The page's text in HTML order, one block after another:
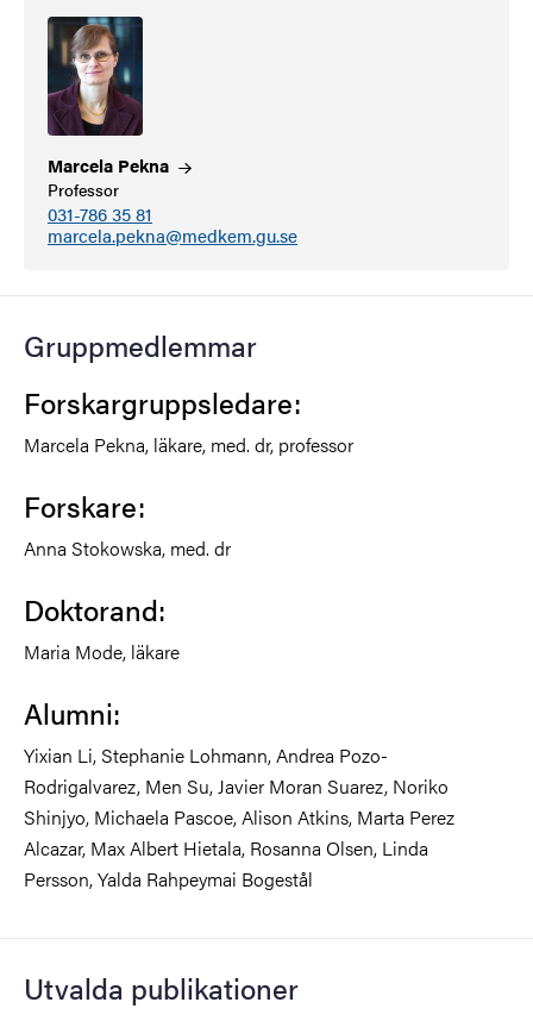
Marcela Pekna
Professor
031-786 35 81
marcela.pekna@medkem.gu.se
Gruppmedlemmar
Forskargruppsledare:
Marcela Pekna, läkare, med. dr, professor
Forskare:
Anna Stokowska, med. dr
Doktorand:
Maria Mode, läkare
Alumni:
Yixian Li, Stephanie Lohmann, Andrea Pozo-
Rodrigalvarez, Men Su, Javier Moran Suarez, Noriko
Shinjyo, Michaela Pascoe, Alison Atkins, Marta Perez
Alcazar, Max Albert Hietala, Rosanna Olsen, Linda
Persson, Yalda Rahpeymai Bogestål
Utvalda publikationer